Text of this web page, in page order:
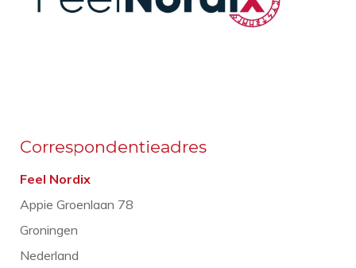
Correspondentieadres
Feel Nordix
Appie Groenlaan 78
Groningen
Nederland